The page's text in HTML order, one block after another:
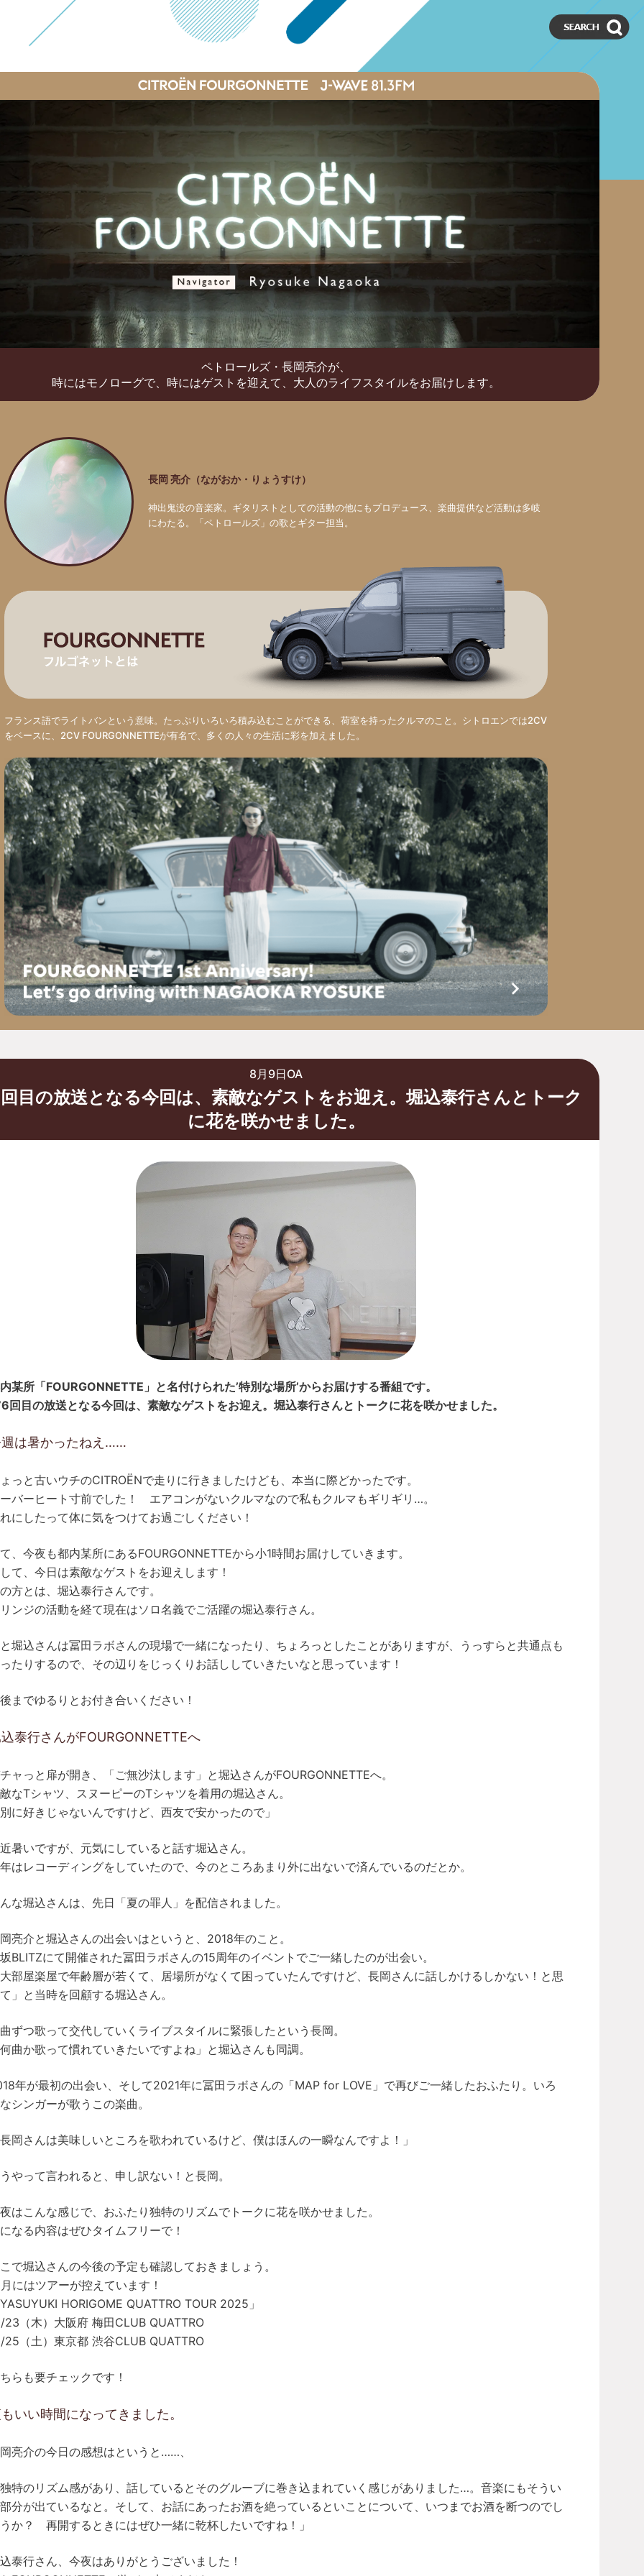
ペトロールズ・長岡亮介が、
時にはモノローグで、時にはゲストを迎えて、 大人のライフスタイルをお届けします。
長岡 亮介（ながおか・りょうすけ）
神出鬼没の音楽家。ギタリストとしての活動の他にもプロデュース、楽曲提供など活動は多岐
にわたる。「ペトロールズ」の歌とギター担当。
フランス語でライトバンという意味。たっぷりいろいろ積み込むことができる、荷室を持ったクルマのこと。シトロエンでは2CV
をベースに、2CV FOURGONNETTEが有名で、多くの人々の生活に彩を加えました。
8月9日OA
目の放送となる今回は、素敵なゲストをお迎え。堀込泰行さんとトーク
に花を咲かせました。
某所「FOURGONNETTE」と名付けられた’特別な場所’からお届けする番組です。
回目の放送となる今回は、素敵なゲストをお迎え。堀込泰行さんとトークに花を咲かせました。
は暑かったねえ……
っと古いウチのCITROËNで走りに行きましたけども、本当に際どかったです。
バーヒート寸前でした！ エアコンがないクルマなので私もクルマもギリギリ…。
にしたって体に気をつけてお過ごしください！
、今夜も都内某所にあるFOURGONNETTEから小1時間お届けしていきます。
て、今日は素敵なゲストをお迎えします！
方とは、堀込泰行さんです。
ンジの活動を経て現在はソロ名義でご活躍の堀込泰行さん。
堀込さんは冨田ラボさんの現場で一緒になったり、ちょろっとしたことがありますが、うっすらと共通点も
たりするので、その辺りをじっくりお話ししていきたいなと思っています！
までゆるりとお付き合いください！
泰行さんがFOURGONNETTEへ
ャっと扉が開き、「ご無沙汰します」と堀込さんがFOURGONNETTEへ。
なTシャツ、スヌーピーのTシャツを着用の堀込さん。
に好きじゃないんですけど、西友で安かったので」
暑いですが、元気にしていると話す堀込さん。
はレコーディングをしていたので、今のところあまり外に出ないで済んでいるのだとか。
な堀込さんは、先日「夏の罪人」を配信されました。
亮介と堀込さんの出会いはというと、2018年のこと。
BLITZにて開催された冨田ラボさんの15周年のイベントでご一緒したのが出会い。
部屋楽屋で年齢層が若くて、居場所がなくて困っていたんですけど、長岡さんに話しかけるしかない！と思
」と当時を回顧する堀込さん。
ずつ歌って交代していくライブスタイルに緊張したという長岡。
曲か歌って慣れていきたいですよね」と堀込さんも同調。
年が最初の出会い、そして2021年に冨田ラボさんの「MAP for LOVE」で再びご一緒したおふたり。いろ
シンガーが歌うこの楽曲。
岡さんは美味しいところを歌われているけど、僕はほんの一瞬なんですよ！」
やって言われると、申し訳ない！と長岡。
はこんな感じで、おふたり独特のリズムでトークに花を咲かせました。
なる内容はぜひタイムフリーで！
で堀込さんの今後の予定も確認しておきましょう。
にはツアーが控えています！
HORIGOME QUATTRO TOUR 2025」
23（木）大阪府 梅田CLUB QUATTRO
25（土）東京都 渋谷CLUB QUATTRO
らも要チェックです！
いい時間になってきました。
亮介の今日の感想はというと……、
特のリズム感があり、話しているとそのグルーブに巻き込まれていく感じがありました…。音楽にもそうい
分が出ているなと。そして、お話にあったお酒を絶っているといことについて、いつまでお酒を断つのでし
か？ 再開するときにはぜひ一緒に乾杯したいですね！」
泰行さん、今夜はありがとうございました！